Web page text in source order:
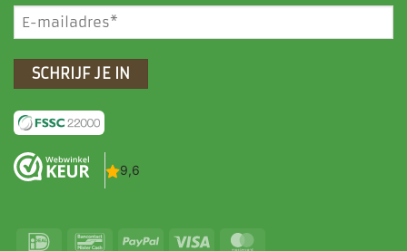
E-
mailadres
(Vereist)
IDeal BancontactPayPal Visa